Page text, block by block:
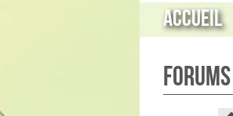
Accueil
Forums